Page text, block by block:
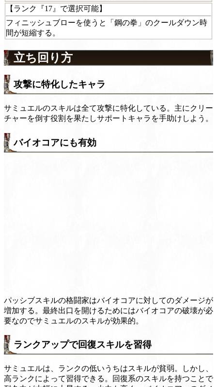
【ランク『17』で選択可能】
フィニッシュブローを使うと「鋼の拳」のクールダウン時
間が短縮する。
立ち回り方
攻撃に特化したキャラ
サミュエルのスキルは全て攻撃に特化している。主にクリー
チャーを倒す役割を果たしサポートキャラを手助けしよう。
バイオコアにも有効
パッシブスキルの格闘家はバイオコアに対してのダメージが
増加する。最終出口を開けるためにはバイオコアの破壊が必
要なのでサミュエルのスキルが効果的。
ランクアップで回復スキルを習得
サミュエルは、ランクの低いうちはスキルが貧弱。しかし、
高ランクによって習得できる。回復系のスキルを持つことで